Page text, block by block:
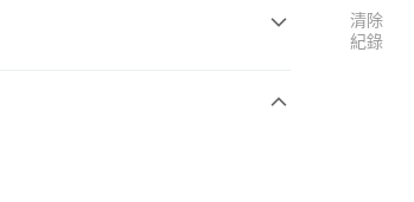
清除
紀錄